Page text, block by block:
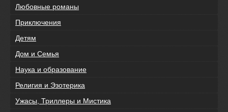
Любовные романы
Приключения
Детям
Дом и Семья
Наука и образование
Религия и Эзотерика
Ужасы, Триллеры и Мистика